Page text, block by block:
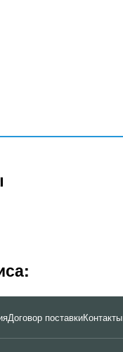
Договор поставкиКонтакты